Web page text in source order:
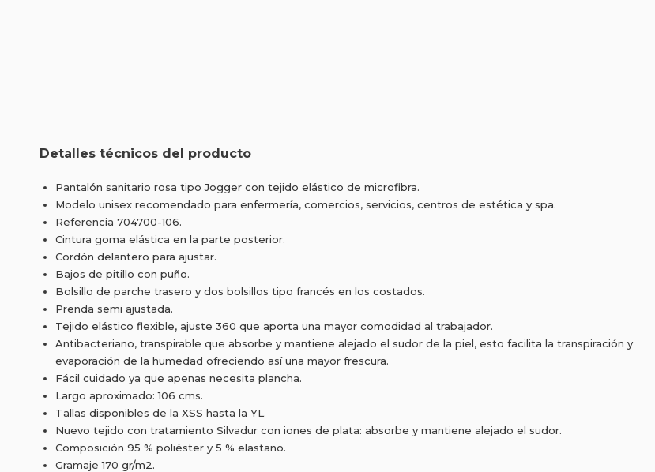
Detalles técnicos del producto
Pantalón sanitario rosa tipo Jogger con tejido elástico de microfibra.
Modelo unisex recomendado para enfermería, comercios, servicios, centros de estética y spa.
Referencia 704700-106.
Cintura goma elástica en la parte posterior.
Cordón delantero para ajustar.
Bajos de pitillo con puño.
Bolsillo de parche trasero y dos bolsillos tipo francés en los costados.
Prenda semi ajustada.
Tejido elástico flexible, ajuste 360 que aporta una mayor comodidad al trabajador.
Antibacteriano, transpirable que absorbe y mantiene alejado el sudor de la piel, esto facilita la transpiración y
evaporación de la humedad ofreciendo así una mayor frescura.
Fácil cuidado ya que apenas necesita plancha.
Largo aproximado: 106 cms.
Tallas disponibles de la XSS hasta la YL.
Nuevo tejido con tratamiento Silvadur con iones de plata: absorbe y mantiene alejado el sudor.
Composición 95 % poliéster y 5 % elastano.
Gramaje 170 gr/m2.